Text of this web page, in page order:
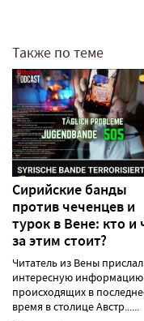
Также по теме
Сирийские банды
против чеченцев и
турок в Вене: кто и
за этим стоит?
Читатель из Вены
интересную
происходящих в
время в столице Австр......